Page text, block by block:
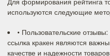
используются следующие
• Пользовательские
ссылка кракен являются
качестве и надежности